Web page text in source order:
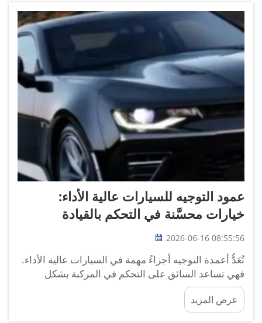
عمود التوجيه للسيارات عالية الأداء:
خيارات محسَّنة في التحكم بالقيادة
2026-06-16 08:55:56
تُعَدُّ أعمدة التوجيه أجزاءً مهمة في السيارات عالية الأداء.
فهي تساعد السائق على التحكم في المركبة بشكل
أفضل. وعند القيادة بسرعة عالية أو أخذ منعطفات حادة،
فإن عمود التوجيه الجيد يُحدث فرقًا كبيرًا. فهو يوفِّر
شعورًا بالاتصال بالطريق. ولهذا السبب يبحث العديد من
عرض المزيد